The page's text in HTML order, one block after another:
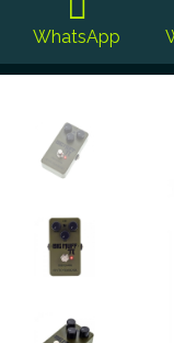
WhatsApp